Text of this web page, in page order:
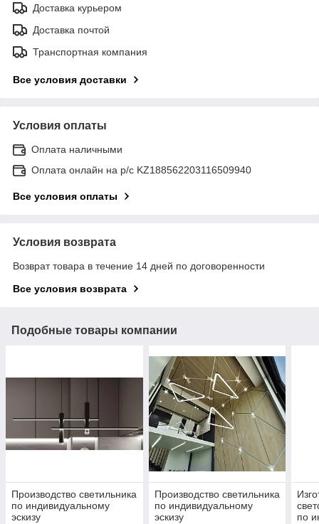
Доставка курьером
Доставка почтой
Транспортная компания
Все условия доставки
Условия оплаты
Оплата наличными
Оплата онлайн на р/с KZ188562203116509940
Все условия оплаты
Условия возврата
Возврат товара в течение 14 дней по договоренности
Все условия возврата
Подобные товары компании
Производство светильника
по индивидуальному
эскизу
Производство светильника
по индивидуальному
эскизу
по